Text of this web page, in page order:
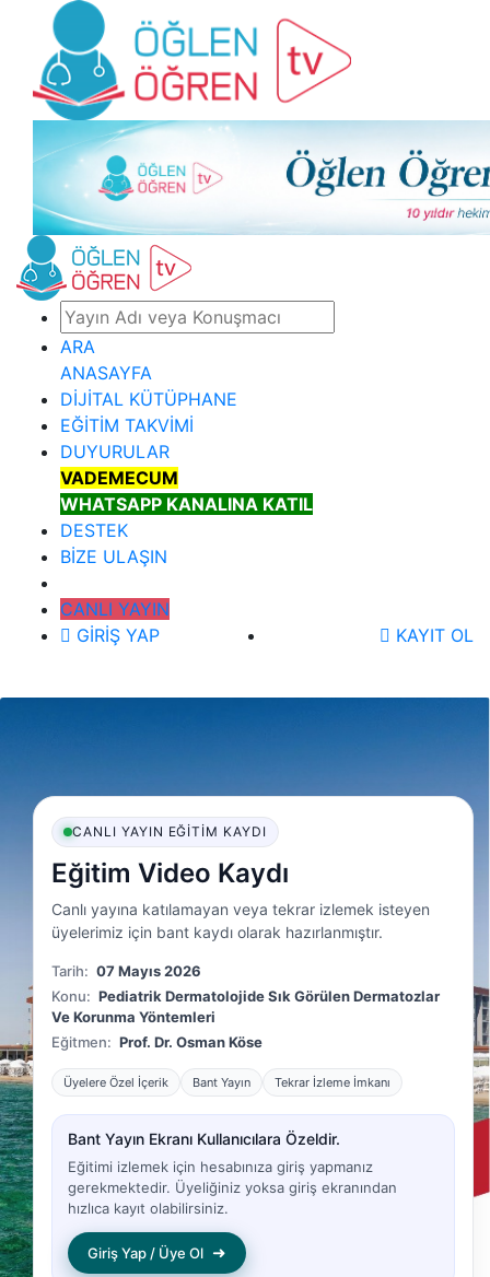
ARA
ANASAYFA
DİJİTAL KÜTÜPHANE
EĞİTİM TAKVİMİ
DUYURULAR
VADEMECUM
WHATSAPP KANALINA KATIL
DESTEK
BİZE ULAŞIN
CANLI YAYIN
GİRİŞ YAP
KAYIT OL
CANLI YAYIN EĞITIM KAYDI
Eğitim Video Kaydı
Canlı yayına katılamayan veya tekrar izlemek isteyen
üyelerimiz için bant kaydı olarak hazırlanmıştır.
Tarih: 07 Mayıs 2026
Konu: Pediatrik Dermatolojide Sık Görülen Dermatozlar
Ve Korunma Yöntemleri
Eğitmen: Prof. Dr. Osman Köse
Üyelere Özel İçerik Bant Yayın Tekrar İzleme İmkanı
Bant Yayın Ekranı Kullanıcılara Özeldir.
Eğitimi izlemek için hesabınıza giriş yapmanız
gerekmektedir. Üyeliğiniz yoksa giriş ekranından
hızlıca kayıt olabilirsiniz.
Giriş Yap / Üye Ol ➜